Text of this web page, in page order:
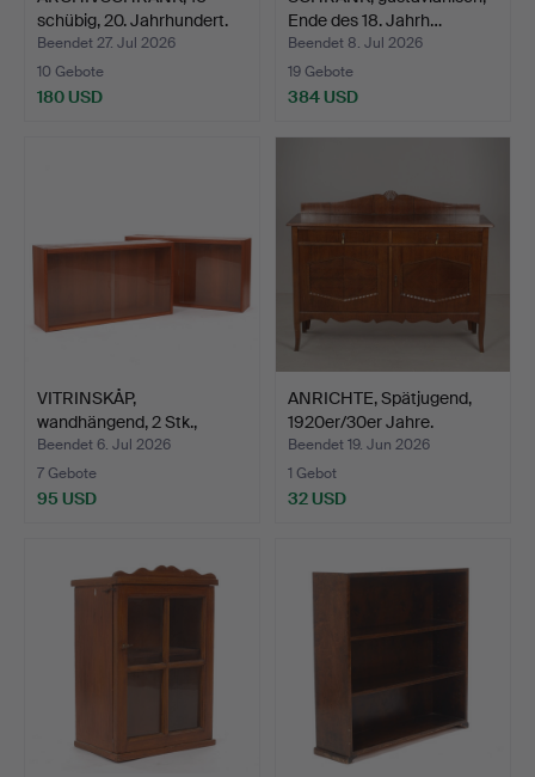
schübig, 20. Jahrhundert.
Beendet 27. Jul 2026
10 Gebote
180 USD
Ende des 18. Jahrh…
Beendet 8. Jul 2026
19 Gebote
384 USD
VITRINSKÅP,
wandhängend, 2 Stk.,
teakfurni…
Beendet 6. Jul 2026
7 Gebote
95 USD
ANRICHTE, Spätjugend,
1920er/30er Jahre.
Beendet 19. Jun 2026
1 Gebot
32 USD